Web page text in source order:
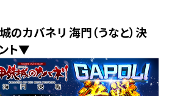
のカバネリ 海門（うなと）決
ト▼